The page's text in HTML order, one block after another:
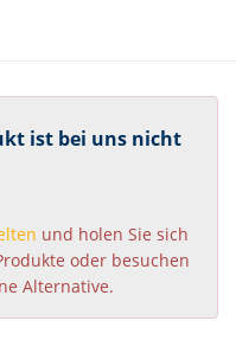
ist bei uns nicht
und holen Sie sich
oder besuchen
Alternative.